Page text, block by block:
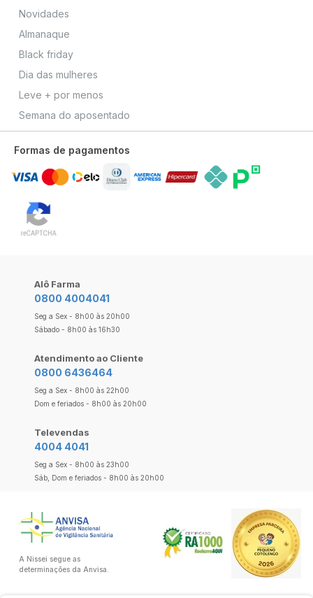
Novidades
Almanaque
Black friday
Dia das mulheres
Leve + por menos
Semana do aposentado
Formas de pagamentos
Alô Farma
0800 4004041
Seg a Sex - 8h00 às 20h00
Sábado - 8h00 às 16h30
Atendimento ao Cliente
0800 6436464
Seg a Sex - 8h00 às 22h00
Dom e feriados - 8h00 às 20h00
Televendas
4004 4041
Seg a Sex - 8h00 às 23h00
Sáb, Dom e feriados - 8h00 às 20h00
A Nissei segue as
determinações da Anvisa.